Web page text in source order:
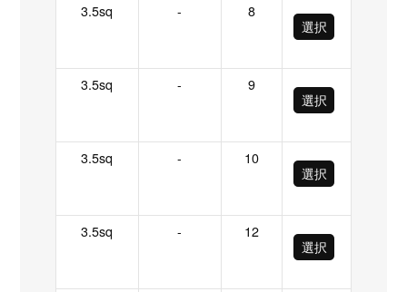
3.5sq -
8
選択
3.5sq -
9
選択
3.5sq -
10
選択
3.5sq -
12
選択